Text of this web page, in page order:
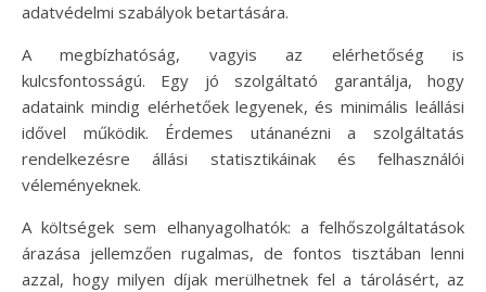
adatvédelmi szabályok betartására.
A megbízhatóság, vagyis az elérhetőség is
kulcsfontosságú. Egy jó szolgáltató garantálja, hogy
adataink mindig elérhetőek legyenek, és minimális leállási
idővel működik. Érdemes utánanézni a szolgáltatás
rendelkezésre állási statisztikáinak és felhasználói
véleményeknek.
A költségek sem elhanyagolhatók: a felhőszolgáltatások
árazása jellemzően rugalmas, de fontos tisztában lenni
azzal, hogy milyen díjak merülhetnek fel a tárolásért, az